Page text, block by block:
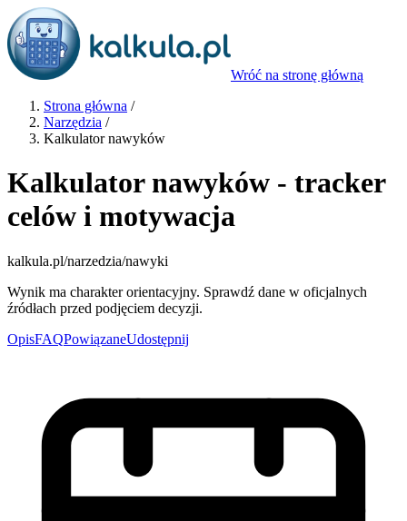
Wróć na stronę główną
Strona główna /
Narzędzia /
Kalkulator nawyków
Kalkulator nawyków - tracker
celów i motywacja
kalkula.pl/narzedzia/nawyki
Wynik ma charakter orientacyjny. Sprawdź dane w oficjalnych
źródłach przed podjęciem decyzji.
OpisFAQPowiązaneUdostępnij